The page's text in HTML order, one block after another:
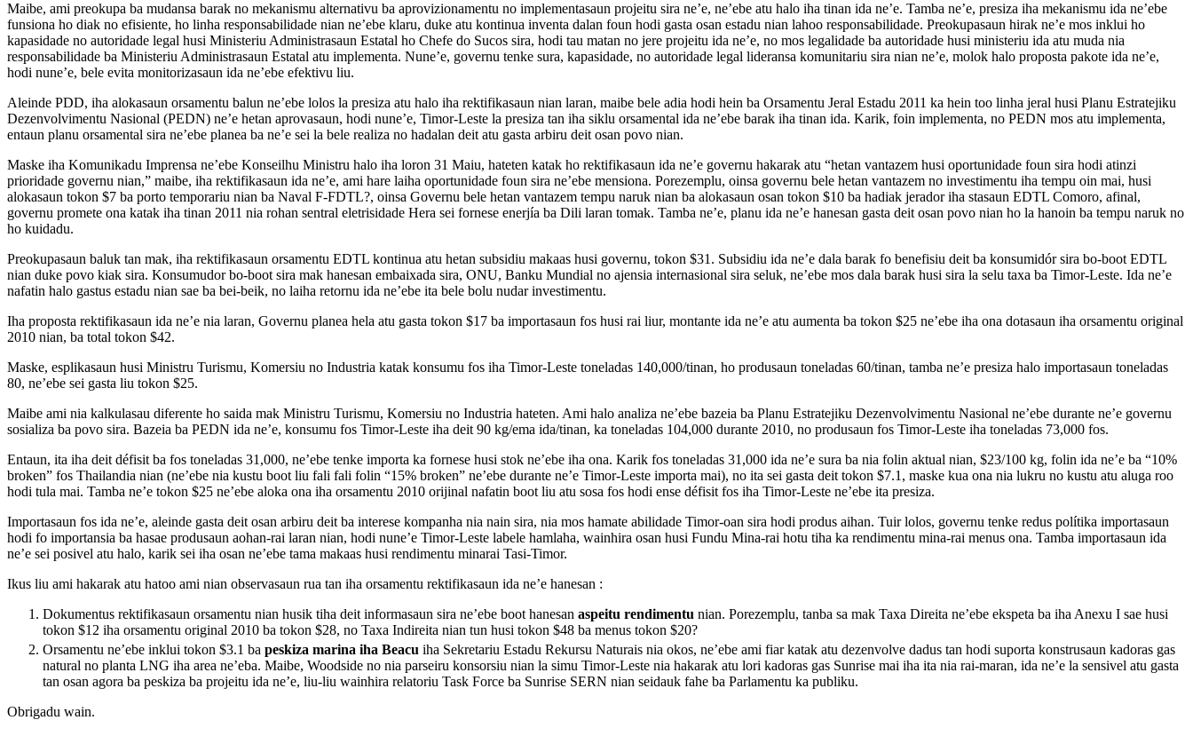
Maibe, ami preokupa ba mudansa barak no mekanismu alternativu ba aprovizionamentu no implementasaun projeitu sira ne’e, ne’ebe atu halo iha tinan ida ne’e. Tamba ne’e, presiza iha mekanismu ida ne’ebe
funsiona ho diak no efisiente, ho linha responsabilidade nian ne’ebe klaru, duke atu kontinua inventa dalan foun hodi gasta osan estadu nian lahoo responsabilidade. Preokupasaun hirak ne’e mos inklui ho
kapasidade no autoridade legal husi Ministeriu Administrasaun Estatal ho Chefe do Sucos sira, hodi tau matan no jere projeitu ida ne’e, no mos legalidade ba autoridade husi ministeriu ida atu muda nia
responsabilidade ba Ministeriu Administrasaun Estatal atu implementa. Nune’e, governu tenke sura, kapasidade, no autoridade legal lideransa komunitariu sira nian ne’e, molok halo proposta pakote ida ne’e,
hodi nune’e, bele evita monitorizasaun ida ne’ebe efektivu liu.
Aleinde PDD, iha alokasaun orsamentu balun ne’ebe lolos la presiza atu halo iha rektifikasaun nian laran, maibe bele adia hodi hein ba Orsamentu Jeral Estadu 2011 ka hein too linha jeral husi Planu Estratejiku
Dezenvolvimentu Nasional (PEDN) ne’e hetan aprovasaun, hodi nune’e, Timor-Leste la presiza tan iha siklu orsamental ida ne’ebe barak iha tinan ida. Karik, foin implementa, no PEDN mos atu implementa,
entaun planu orsamental sira ne’ebe planea ba ne’e sei la bele realiza no hadalan deit atu gasta arbiru deit osan povo nian.
Maske iha Komunikadu Imprensa ne’ebe Konseilhu Ministru halo iha loron 31 Maiu, hateten katak ho rektifikasaun ida ne’e governu hakarak atu “hetan vantazem husi oportunidade foun sira hodi atinzi
prioridade governu nian,” maibe, iha rektifikasaun ida ne’e, ami hare laiha oportunidade foun sira ne’ebe mensiona. Porezemplu, oinsa governu bele hetan vantazem no investimentu iha tempu oin mai, husi
alokasaun tokon $7 ba porto temporariu nian ba Naval F-FDTL?, oinsa Governu bele hetan vantazem tempu naruk nian ba alokasaun osan tokon $10 ba hadiak jerador iha stasaun EDTL Comoro, afinal,
governu promete ona katak iha tinan 2011 nia rohan sentral eletrisidade Hera sei fornese enerjía ba Dili laran tomak. Tamba ne’e, planu ida ne’e hanesan gasta deit osan povo nian ho la hanoin ba tempu naruk no
ho kuidadu.
Preokupasaun baluk tan mak, iha rektifikasaun orsamentu EDTL kontinua atu hetan subsidiu makaas husi governu, tokon $31. Subsidiu ida ne’e dala barak fo benefisiu deit ba konsumidór sira bo-boot EDTL
nian duke povo kiak sira. Konsumudor bo-boot sira mak hanesan embaixada sira, ONU, Banku Mundial no ajensia internasional sira seluk, ne’ebe mos dala barak husi sira la selu taxa ba Timor-Leste. Ida ne’e
nafatin halo gastus estadu nian sae ba bei-beik, no laiha retornu ida ne’ebe ita bele bolu nudar investimentu.
Iha proposta rektifikasaun ida ne’e nia laran, Governu planea hela atu gasta tokon $17 ba importasaun fos husi rai liur, montante ida ne’e atu aumenta ba tokon $25 ne’ebe iha ona dotasaun iha orsamentu original
2010 nian, ba total tokon $42.
Maske, esplikasaun husi Ministru Turismu, Komersiu no Industria katak konsumu fos iha Timor-Leste toneladas 140,000/tinan, ho produsaun toneladas 60/tinan, tamba ne’e presiza halo importasaun toneladas
80, ne’ebe sei gasta liu tokon $25.
Maibe ami nia kalkulasau diferente ho saida mak Ministru Turismu, Komersiu no Industria hateten. Ami halo analiza ne’ebe bazeia ba Planu Estratejiku Dezenvolvimentu Nasional ne’ebe durante ne’e governu
sosializa ba povo sira. Bazeia ba PEDN ida ne’e, konsumu fos Timor-Leste iha deit 90 kg/ema ida/tinan, ka toneladas 104,000 durante 2010, no produsaun fos Timor-Leste iha toneladas 73,000 fos.
Entaun, ita iha deit défisit ba fos toneladas 31,000, ne’ebe tenke importa ka fornese husi stok ne’ebe iha ona. Karik fos toneladas 31,000 ida ne’e sura ba nia folin aktual nian, $23/100 kg, folin ida ne’e ba “10%
broken” fos Thailandia nian (ne’ebe nia kustu boot liu fali fali folin “15% broken” ne’ebe durante ne’e Timor-Leste importa mai), no ita sei gasta deit tokon $7.1, maske kua ona nia lukru no kustu atu aluga roo
hodi tula mai. Tamba ne’e tokon $25 ne’ebe aloka ona iha orsamentu 2010 orijinal nafatin boot liu atu sosa fos hodi ense défisit fos iha Timor-Leste ne’ebe ita presiza.
Importasaun fos ida ne’e, aleinde gasta deit osan arbiru deit ba interese kompanha nia nain sira, nia mos hamate abilidade Timor-oan sira hodi produs aihan. Tuir lolos, governu tenke redus polítika importasaun
hodi fo importansia ba hasae produsaun aohan-rai laran nian, hodi nune’e Timor-Leste labele hamlaha, wainhira osan husi Fundu Mina-rai hotu tiha ka rendimentu mina-rai menus ona. Tamba importasaun ida
ne’e sei posivel atu halo, karik sei iha osan ne’ebe tama makaas husi rendimentu minarai Tasi-Timor.
Ikus liu ami hakarak atu hatoo ami nian observasaun rua tan iha orsamentu rektifikasaun ida ne’e hanesan :
Dokumentus rektifikasaun orsamentu nian husik tiha deit informasaun sira ne’ebe boot hanesan aspeitu rendimentu nian. Porezemplu, tanba sa mak Taxa Direita ne’ebe ekspeta ba iha Anexu I sae husi
tokon $12 iha orsamentu original 2010 ba tokon $28, no Taxa Indireita nian tun husi tokon $48 ba menus tokon $20?
Orsamentu ne’ebe inklui tokon $3.1 ba peskiza marina iha Beacu iha Sekretariu Estadu Rekursu Naturais nia okos, ne’ebe ami fiar katak atu dezenvolve dadus tan hodi suporta konstrusaun kadoras gas
natural no planta LNG iha area ne’eba. Maibe, Woodside no nia parseiru konsorsiu nian la simu Timor-Leste nia hakarak atu lori kadoras gas Sunrise mai iha ita nia rai-maran, ida ne’e la sensivel atu gasta
tan osan agora ba peskiza ba projeitu ida ne’e, liu-liu wainhira relatoriu Task Force ba Sunrise SERN nian seidauk fahe ba Parlamentu ka publiku.
Obrigadu wain.